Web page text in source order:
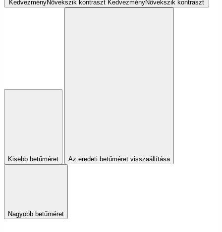
KedvezményNövekszik kontraszt KedvezményNövekszik kontraszt
Kisebb betűméret Az eredeti betűméret visszaállítása
Nagyobb betűméret